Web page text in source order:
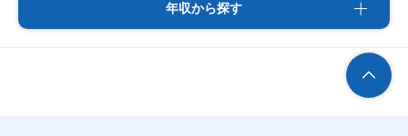
年収から探す